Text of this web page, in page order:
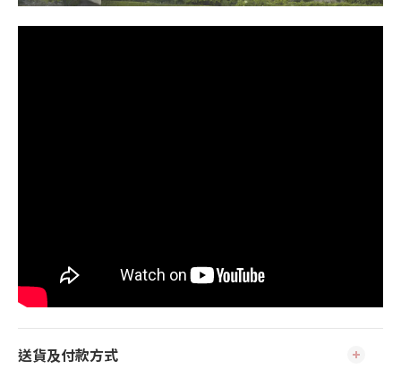
送貨及付款方式